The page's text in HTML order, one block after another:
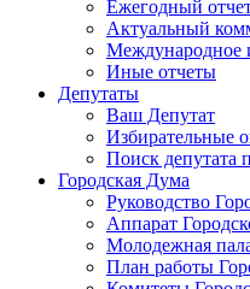
Ежегодный
Актуальный
Международное
Иные отчеты
Депутаты
Ваш Депутат
Избирательные
Поиск депутата
Городская Дума
Руководство
Аппарат
Молодежная
План работы